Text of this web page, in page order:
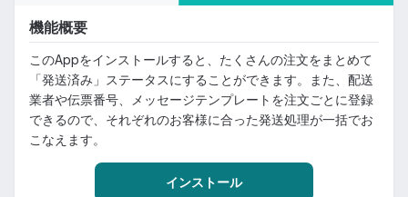
機能概要
このAppをインストールすると、たくさんの注文をまとめて
「発送済み」ステータスにすることができます。また、配送
業者や伝票番号、メッセージテンプレートを注文ごとに登録
できるので、それぞれのお客様に合った発送処理が一括でお
こなえます。
インストール